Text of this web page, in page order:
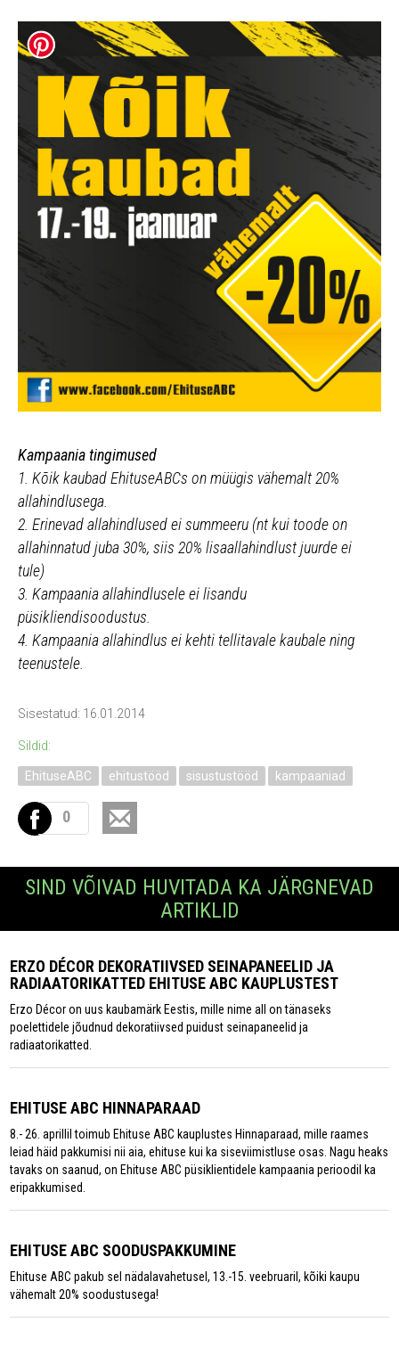
Kampaania tingimused
1. Kõik kaubad EhituseABCs on müügis vähemalt 20%
allahindlusega.
2. Erinevad allahindlused ei summeeru (nt kui toode on
allahinnatud juba 30%, siis 20% lisaallahindlust juurde ei
tule)
3. Kampaania allahindlusele ei lisandu
püsikliendisoodustus.
4. Kampaania allahindlus ei kehti tellitavale kaubale ning
teenustele.
Sisestatud: 16.01.2014
Sildid:
EhituseABC ehitustööd sisustustööd kampaaniad
0
SIND VÕIVAD HUVITADA KA JÄRGNEVAD
ARTIKLID
ERZO DÉCOR DEKORATIIVSED SEINAPANEELID JA
RADIAATORIKATTED EHITUSE ABC KAUPLUSTEST
Erzo Décor on uus kaubamärk Eestis, mille nime all on tänaseks
poelettidele jõudnud dekoratiivsed puidust seinapaneelid ja
radiaatorikatted.
EHITUSE ABC HINNAPARAAD
8.- 26. aprillil toimub Ehituse ABC kauplustes Hinnaparaad, mille raames
leiad häid pakkumisi nii aia, ehituse kui ka siseviimistluse osas. Nagu heaks
tavaks on saanud, on Ehituse ABC püsiklientidele kampaania perioodil ka
eripakkumised.
EHITUSE ABC SOODUSPAKKUMINE
Ehituse ABC pakub sel nädalavahetusel, 13.-15. veebruaril, kõiki kaupu
vähemalt 20% soodustusega!